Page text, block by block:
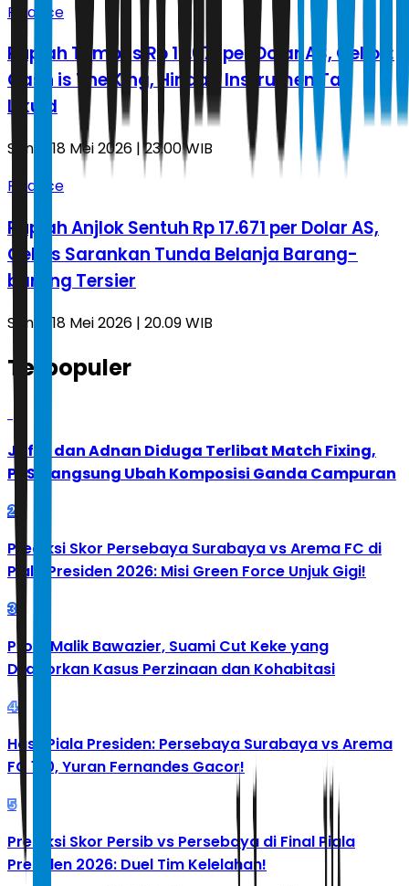
Finance
Rupiah Tembus Rp 17.671 per Dolar AS, Celios:
Cash is The King, Hindari Instrumen Tak
Likuid
Senin, 18 Mei 2026 | 23.00 WIB
Finance
Rupiah Anjlok Sentuh Rp 17.671 per Dolar AS,
Celios Sarankan Tunda Belanja Barang-
barang Tersier
Senin, 18 Mei 2026 | 20.09 WIB
Terpopuler
Jafar dan Adnan Diduga Terlibat Match Fixing,
PBSI Langsung Ubah Komposisi Ganda Campuran
2
Prediksi Skor Persebaya Surabaya vs Arema FC di
Piala Presiden 2026: Misi Green Force Unjuk Gigi!
3
Profil Malik Bawazier, Suami Cut Keke yang
Dilaporkan Kasus Perzinaan dan Kohabitasi
4
Hasil Piala Presiden: Persebaya Surabaya vs Arema
FC 1-0, Yuran Fernandes Gacor!
5
Prediksi Skor Persib vs Persebaya di Final Piala
Presiden 2026: Duel Tim Kelelahan!